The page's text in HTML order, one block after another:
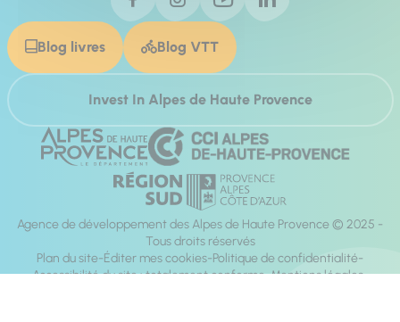
Blog livres Blog VTT
Invest In Alpes de Haute Provence
Agence de développement des Alpes de Haute Provence © 2025 -
Tous droits réservés
Plan du site Éditer mes cookies Politique de confidentialité
Accessibilité du site : totalement conforme Mentions légales